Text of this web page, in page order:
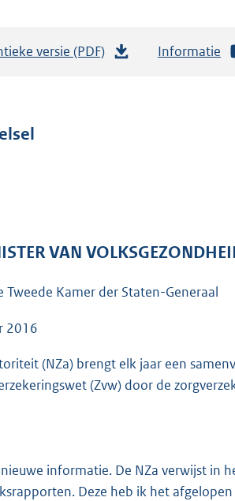
versie (PDF)
r
o
:
4
Informatie
VAN
Tweede Kamer der Staten-Generaal
2016
(NZa) brengt elk jaar een
(Zvw) door de
informatie. De NZa verwijst in
Deze heb ik het